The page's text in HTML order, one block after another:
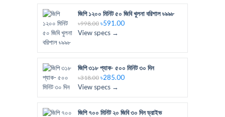
জিপি ১২০০ মিনিট ৫০ জিবি খুলনা বরিশাল ৳৯৯৮
৳998.00 ৳591.00
View specs →
জিপি ৩১৮ প্যাক- ৫০০ মিনিট ৩০ দিন
৳318.00 ৳285.00
View specs →
জিপি ৭০০ মিনিট ২০ জিবি ৩০ দিন ড্রাইভ